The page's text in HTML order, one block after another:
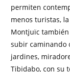
permiten
menos turistas,
Montjuïc
subir caminando
jardines,
Tibidabo, con su